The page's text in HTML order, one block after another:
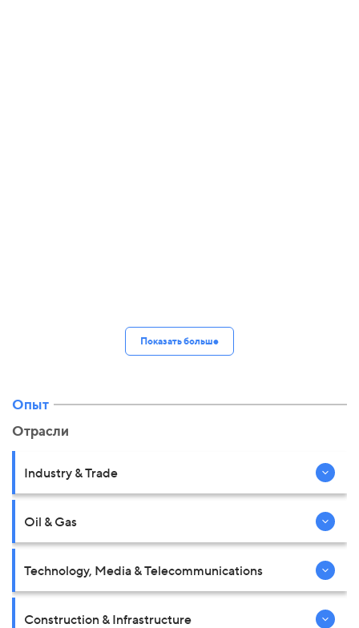
Показать больше
Опыт
Отрасли
Industry & Trade
Oil & Gas
Technology, Media & Telecommunications
Construction & Infrastructure